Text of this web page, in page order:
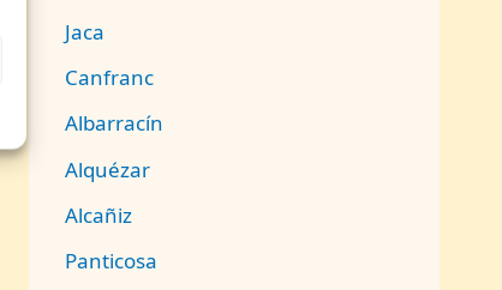
Jaca
Canfranc
Albarracín
Alquézar
Alcañiz
Panticosa